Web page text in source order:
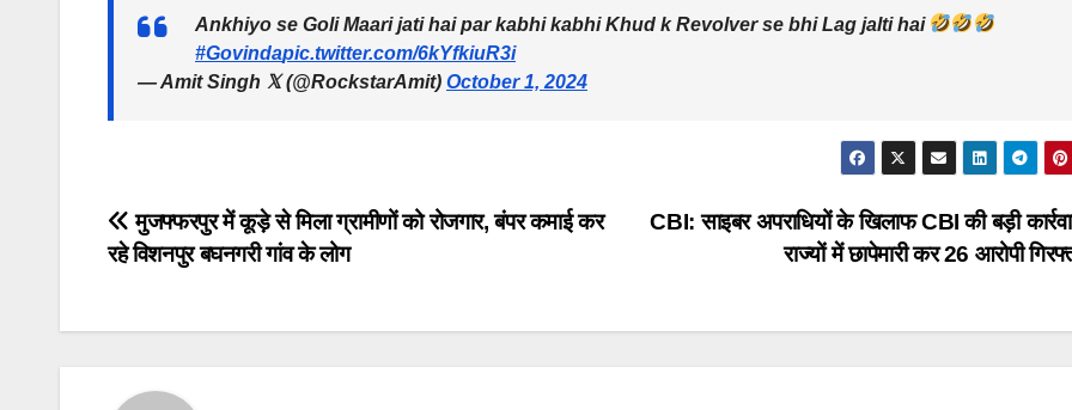
Ankhiyo se Goli Maari jati hai par kabhi kabhi Khud k Revolver se bhi Lag jalti hai
#Govindapic.twitter.com/6kYfkiuR3i
— Amit Singh 𝕏 (@RockstarAmit) October 1, 2024
Post
navigation
CBI: साइबर अपराधियों के खिलाफ CBI की बड़ी
राज्यों में छापेमारी कर 26 आरोपी
मुजफ्फरपुर में कूड़े से मिला ग्रामीणों को रोजगार, बंपर कमाई कर
रहे विशनपुर बघनगरी गांव के लोग